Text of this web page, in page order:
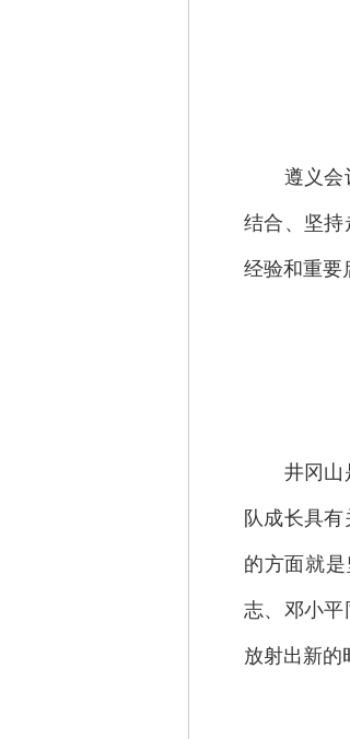
遵义会议
结合、坚持
经验和重要
井冈山是
队成长具
的方面就
志、邓小平
放射出新的